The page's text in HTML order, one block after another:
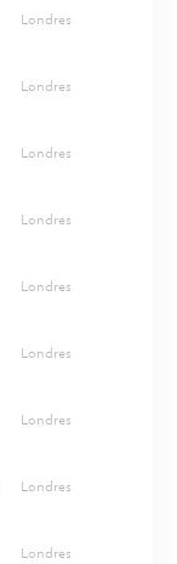
Londres
Londres
Londres
Londres
Londres
Londres
Londres
Londres
Londres